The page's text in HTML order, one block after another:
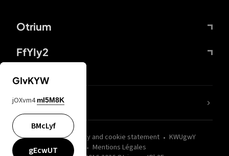
Otrium
FfYIy2
wZQPfd Privacy and cookie statement
KWUgwY
Mentions Légales
nLC6tu
GIvKYW
jOXvm4 mI5M8K
BMcLyf
gEcwUT